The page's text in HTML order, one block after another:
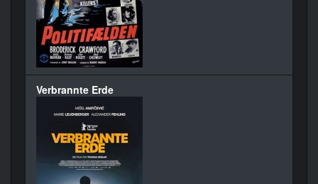
Verbrannte Erde